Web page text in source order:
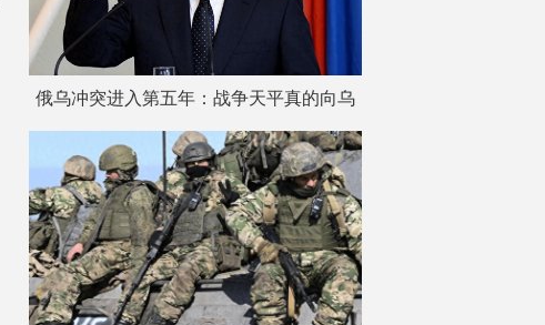
俄乌冲突进入第五年：战争天平真的向乌
克兰倾斜了吗？